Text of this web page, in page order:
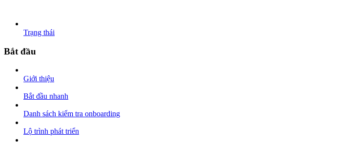
Trạng thái
Bắt đầu
Giới thiệu
Bắt đầu nhanh
Danh sách kiểm tra onboarding
Lộ trình phát triển